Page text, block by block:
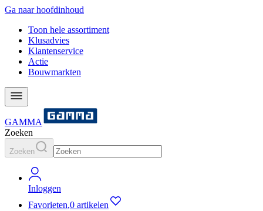
Ga naar hoofdinhoud
Toon hele assortiment
Klusadvies
Klantenservice
Actie
Bouwmarkten
GAMMA
Zoeken
Zoeken
Inloggen
Favorieten,0 artikelen